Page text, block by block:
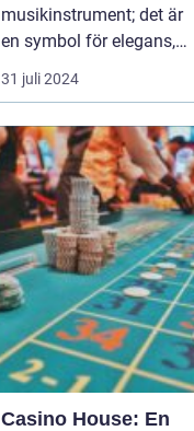
musikinstrument; det är
en symbol för elegans,
kulturelt arv och passion
för musik. Det
instrumentet har
f&oum...
31 juli 2024
Casino House: En